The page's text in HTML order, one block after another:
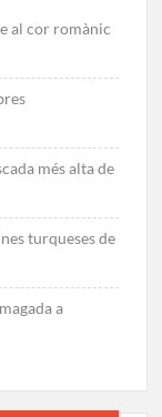
al cor romànic
més alta de
turqueses de
a